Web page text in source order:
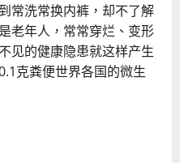
常洗常换内裤，却不了解
老年人，常常穿烂、变形
见的健康隐患就这样产生
克粪便世界各国的微生